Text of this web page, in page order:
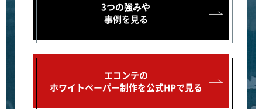
3つの強みや
事例を見る
エコンテの
ホワイトペーパー制作を公式HPで見る